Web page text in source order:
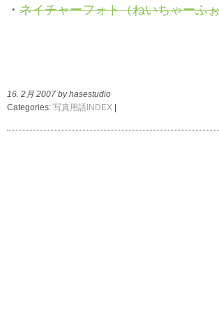
・ ネイチャーフォト（ねいちゃーふ
16. 2月 2007 by hasestudio
Categories: 写真用語INDEX